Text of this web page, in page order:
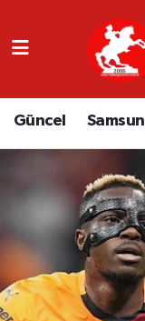
Güncel Samsun
GÜNCEL
SAMSUN
EKONOMİ
YAŞAM